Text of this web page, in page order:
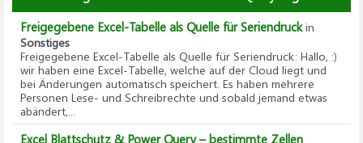
Freigegebene Excel-Tabelle als Quelle für Seriendruckin
Sonstiges
Freigegebene Excel-Tabelle als Quelle für Seriendruck: Hallo, :)
wir haben eine Excel-Tabelle, welche auf der Cloud liegt und
bei Änderungen automatisch speichert. Es haben mehrere
Personen Lese- und Schreibrechte und sobald jemand etwas
abändert,...
Excel Blattschutz & Power Query – bestimmte Zellen